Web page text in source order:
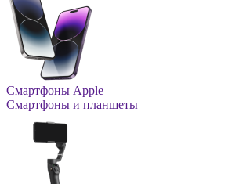
Смартфоны Apple
Смартфоны и планшеты